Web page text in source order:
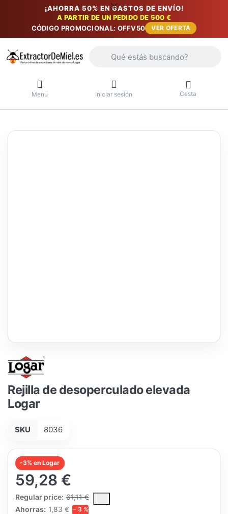
¡AHORRA 50% EN GASTOS DE ENVÍO!
A PARTIR DE UN PEDIDO DE 500 €
CÓDIGO PROMOCIONAL: OFFV50
VER OFERTA
Menu Iniciar sesión Cesta
Rejilla de desoperculado elevada
Logar
SKU 8036
-3% en Logar
59,28 €
Regular price: 61,11 €
The Regular Price is the median selling price paid by
Ahorras: 1,83 € − 3 %